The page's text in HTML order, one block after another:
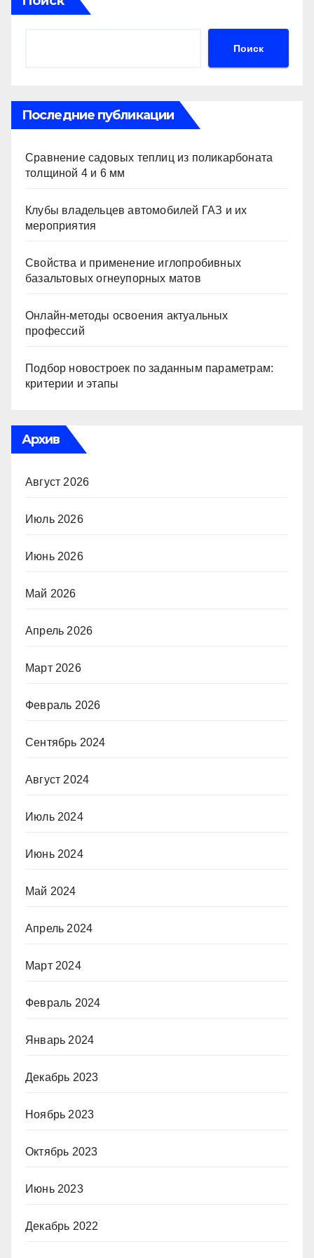
Поиск
Последние публикации
Сравнение садовых теплиц из поликарбоната
толщиной 4 и 6 мм
Клубы владельцев автомобилей ГАЗ и их
мероприятия
Свойства и применение иглопробивных
базальтовых огнеупорных матов
Онлайн-методы освоения актуальных
профессий
Подбор новостроек по заданным параметрам:
критерии и этапы
Архив
Август 2026
Июль 2026
Июнь 2026
Май 2026
Апрель 2026
Март 2026
Февраль 2026
Сентябрь 2024
Август 2024
Июль 2024
Июнь 2024
Май 2024
Апрель 2024
Март 2024
Февраль 2024
Январь 2024
Декабрь 2023
Ноябрь 2023
Октябрь 2023
Июнь 2023
Декабрь 2022